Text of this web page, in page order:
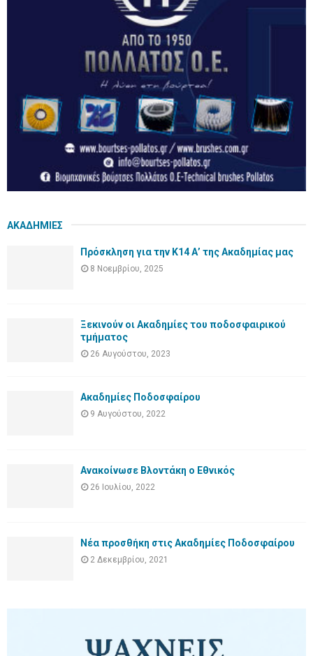
ΑΚΑΔΗΜΙΕΣ
Πρόσκληση για την Κ14 Α’ της Ακαδημίας μας
8 Νοεμβρίου, 2025
Ξεκινούν οι Ακαδημίες του ποδοσφαιρικού
τμήματος
26 Αυγούστου, 2023
Ακαδημίες Ποδοσφαίρου
9 Αυγούστου, 2022
Ανακοίνωσε Βλοντάκη ο Εθνικός
26 Ιουλίου, 2022
Νέα προσθήκη στις Ακαδημίες Ποδοσφαίρου
2 Δεκεμβρίου, 2021